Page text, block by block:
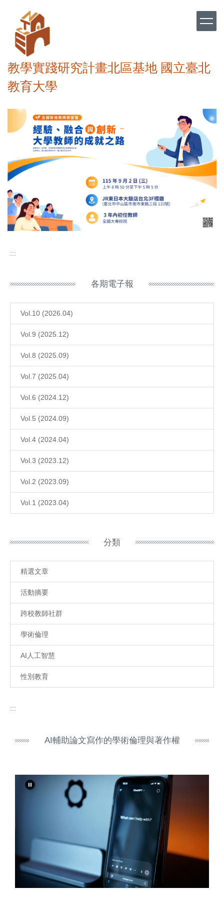
區
教學實踐研究計畫北區基地 國立臺北
教育大學
:::
各期電子報
Vol.10 (2026.04)
Vol.9 (2025.12)
Vol.8 (2025.09)
Vol.7 (2025.04)
Vol.6 (2024.12)
Vol.5 (2024.09)
Vol.4 (2024.04)
Vol.3 (2023.12)
Vol.2 (2023.09)
Vol.1 (2023.04)
分類
精選文章
活動摘要
跨校教師社群
學術倫理
AI人工智慧
性別教育
:::
AI輔助論文寫作的學術倫理與著作權